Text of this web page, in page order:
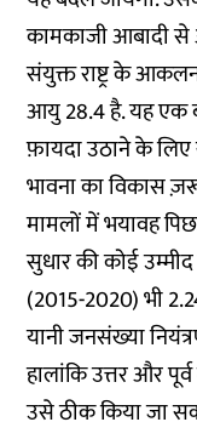
कामकाजी आबादी से
संयुक्त राष्ट्र के
आयु 28.4 है. यह एक
फ़ायदा उठाने के लिए
भावना का विकास
मामलों में भयावह
सुधार की कोई
(2015-2020) भी
यानी जनसंख्या
हालांकि उत्तर और
उसे ठीक किया जा